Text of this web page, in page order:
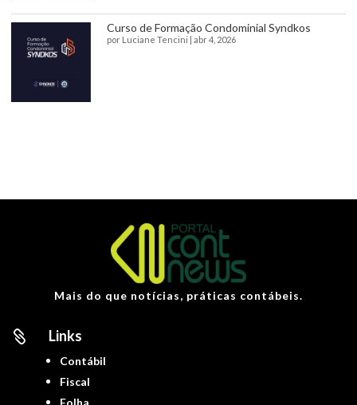
Curso de Formação Condominial Syndkos
por Luciane Tencini abr 4, 2026
Mais do que notícias, práticas contábeis.
 Links
Contábil
Fiscal